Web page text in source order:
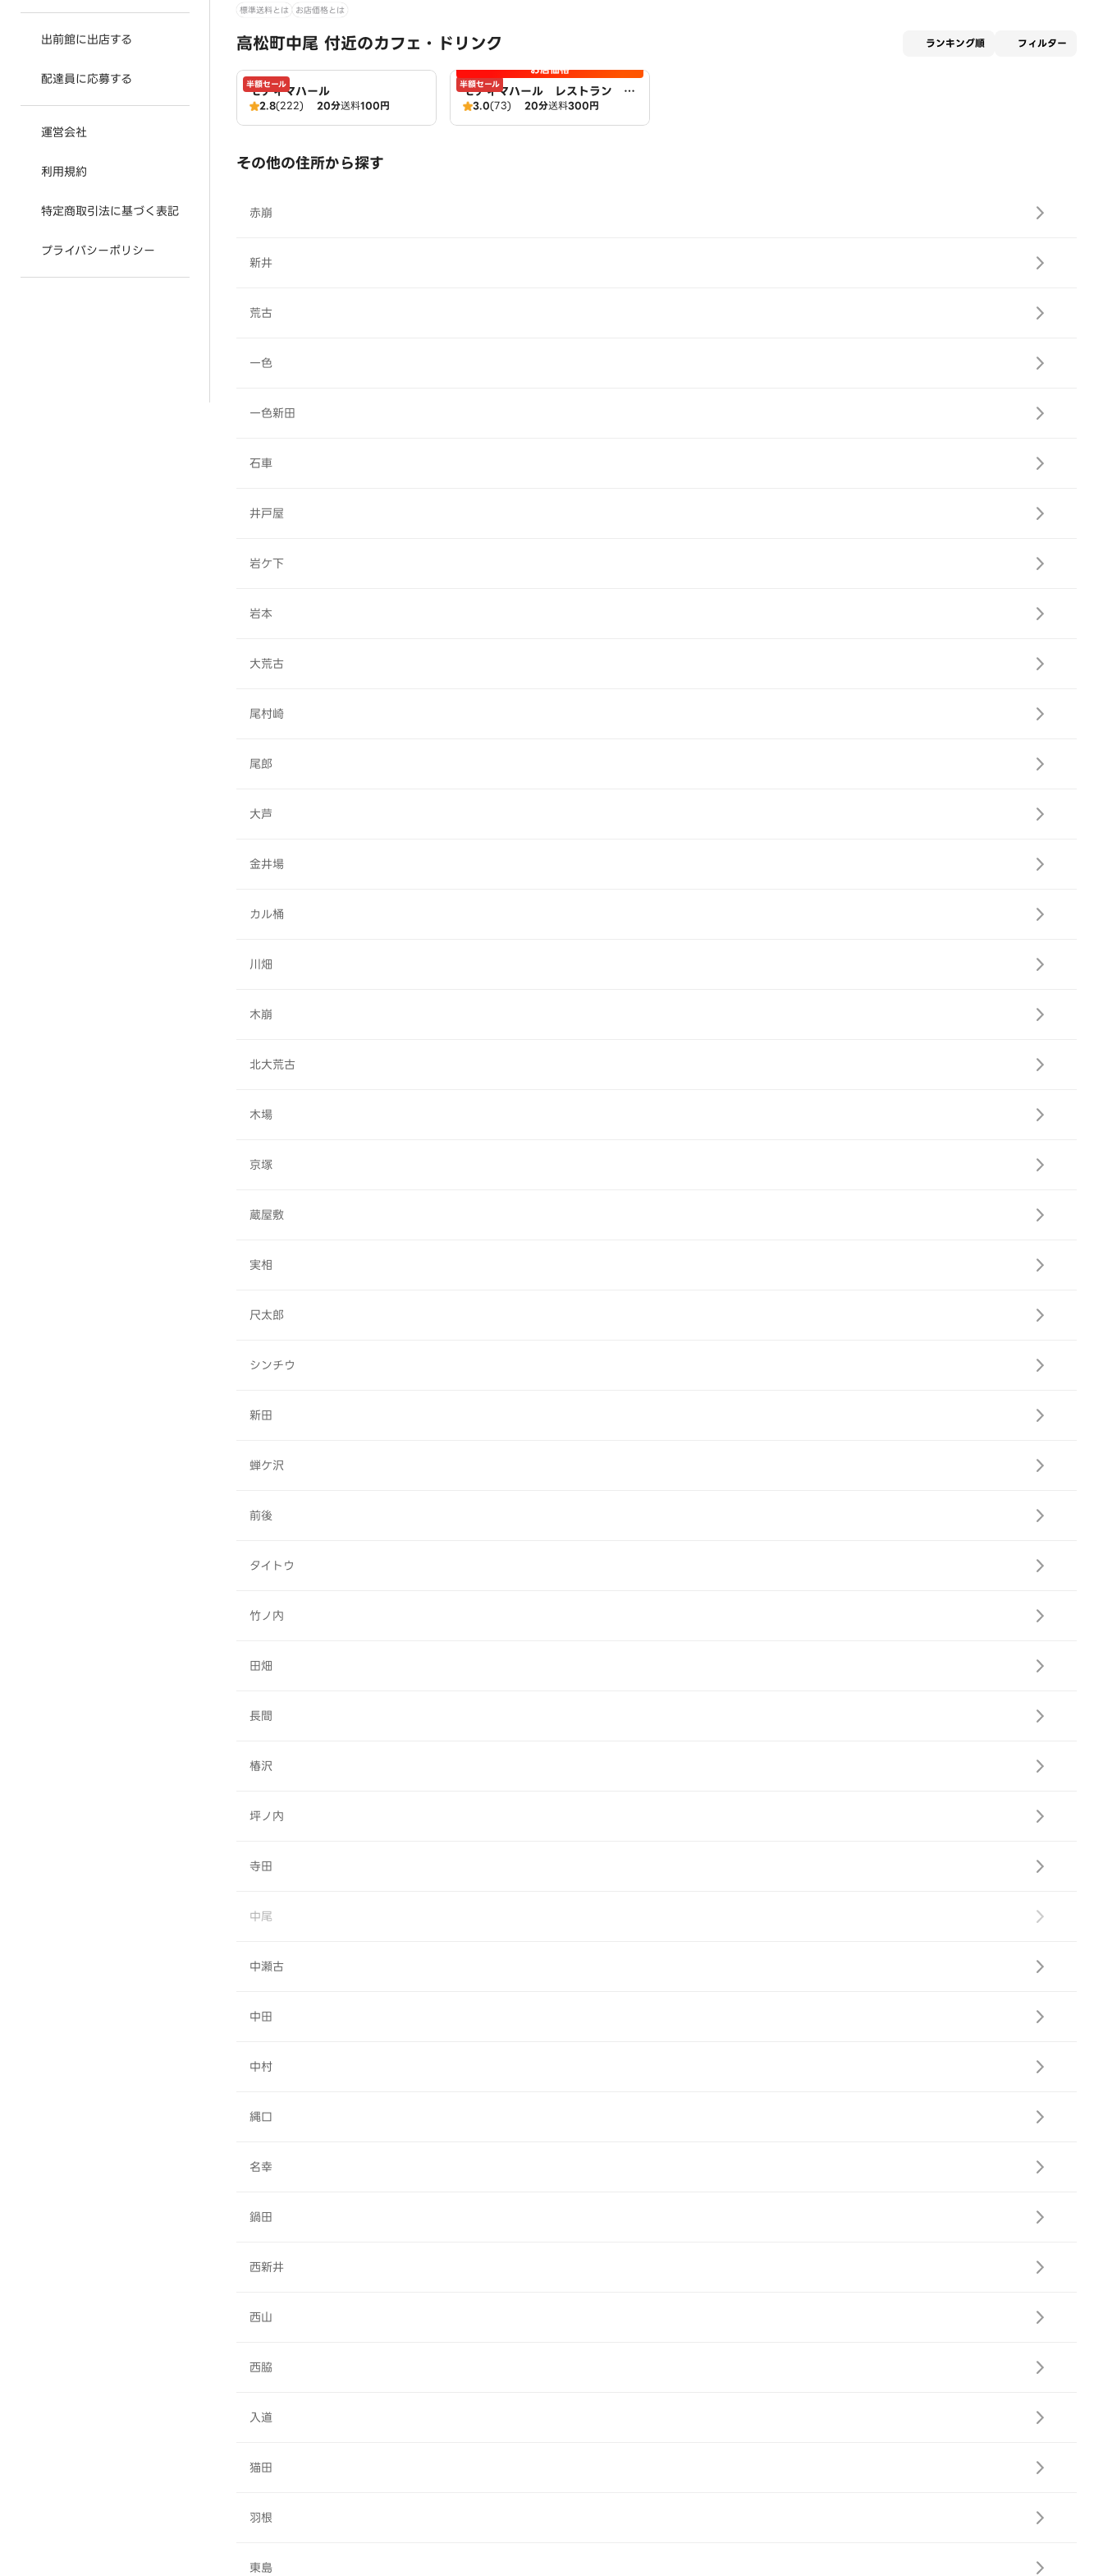
出前館に出店する
配達員に応募する
運営会社
利用規約
特定商取引法に基づく表記
プライバシーポリシー
標準送料とは お店価格とは
高松町中尾 付近のカフェ・ドリンク ランキング順 フィルター
半額セール
モティマハール
2.8(222) 20分送料100円
半額セール
お店価格
モティマハール レストラン ア
ンドバー
3.0(73) 20分送料300円
その他の住所から探す
赤崩
新井
荒古
一色
一色新田
石車
井戸屋
岩ケ下
岩本
大荒古
尾村崎
尾郎
大芦
金井場
カル桶
川畑
木崩
北大荒古
木場
京塚
蔵屋敷
実相
尺太郎
シンチウ
新田
蝉ケ沢
前後
タイトウ
竹ノ内
田畑
長間
椿沢
坪ノ内
寺田
中尾
中瀬古
中田
中村
縄口
名幸
鍋田
西新井
西山
西脇
入道
猫田
羽根
東島